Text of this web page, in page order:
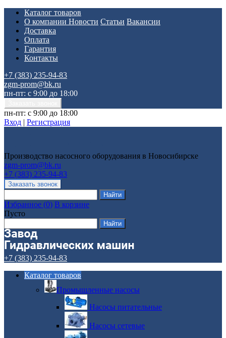
Каталог товаров
О компании Новости Статьи Вакансии
Доставка
Оплата
Гарантия
Контакты
+7 (383) 235-94-83
zgm-prom@bk.ru
пн-пт: с 9:00 до 18:00
пн-пт: с 9:00 до 18:00
Вход | Регистрация
Производство насосного оборудования в Новосибирске
zgm-prom@bk.ru
+7 (383) 235-94-83
Избранное (0) В корзине
Пусто
+7 (383) 235-94-83
Каталог товаров
Промышленные насосы
Насосы питательные
Насосы сетевые